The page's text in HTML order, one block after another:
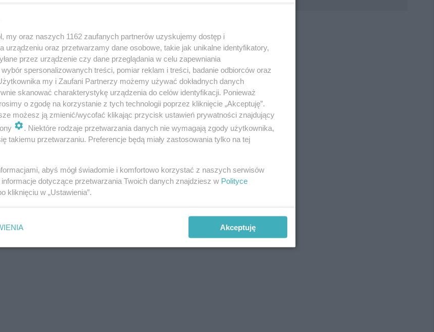
REKLAMA
my oraz naszych 1162 zaufanych partnerów uzyskujemy dostęp i
urządzeniu oraz przetwarzamy dane osobowe, takie jak unikalne identyfikatory,
przez urządzenie czy dane przeglądania w celu zapewniania
spersonalizowanych treści, pomiar reklam i treści, badanie odbiorców oraz
my i Zaufani Partnerzy możemy używać dokładnych danych
skanować charakterystykę urządzenia do celów identyfikacji. Ponieważ
o zgodę na korzystanie z tych technologii poprzez kliknięcie „Akceptuję”.
możesz ją zmienić/wycofać klikając przycisk ustawień prywatności znajdujący
. Niektóre rodzaje przetwarzania danych nie wymagają zgody użytkownika,
takiemu przetwarzaniu. Preferencje będą miały zastosowania tylko na tej
abyś mógł świadomie i komfortowo korzystać z naszych serwisów
dotyczące przetwarzania Twoich danych znajdziesz w Polityce
kliknięciu w „Ustawienia”.
Akceptuję